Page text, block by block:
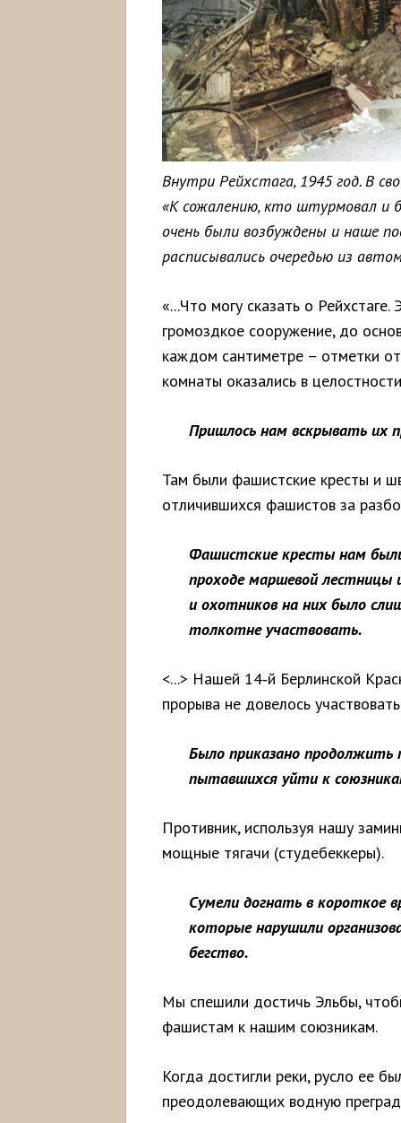
Внутри Рейхстага, 1945 год. В
«К сожалению, кто штурмовал и
очень были возбуждены и наше
расписывались очередью из
«...Что могу сказать о
громоздкое сооружение, до
каждом сантиметре – отметки
комнаты оказались в
Пришлось нам вскрывать их
Там были фашистские кресты и
отличившихся фашистов за
Фашистские кресты нам
проходе маршевой лестницы
и охотников на них было
толкотне участвовать.
<...> Нашей 14‑й Берлинской
прорыва не довелось
Было приказано продолжить
пытавшихся уйти к
Противник, используя нашу
мощные тягачи (студебеккеры).
Сумели догнать в короткое
которые нарушили
бегство.
Мы спешили достичь Эльбы,
фашистам к нашим союзникам.
Когда достигли реки, русло ее
преодолевающих водную